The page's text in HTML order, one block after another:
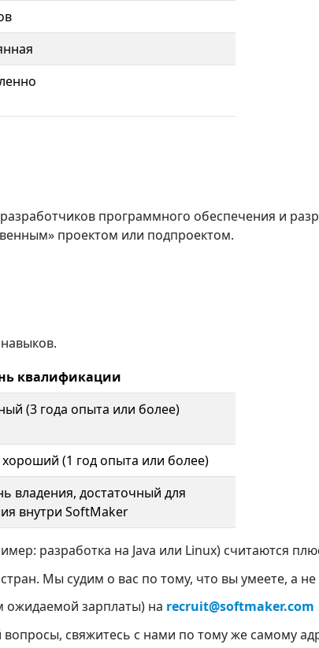
программного обеспечения и
проектом или подпроектом.
квалификации
(3 года опыта или более)
(1 год опыта или более)
владения, достаточный для
внутри SoftMaker
разработка на Java или Linux) считаются
Мы судим о вас по тому, что вы умеете, а
ожидаемой зарплаты) на recruit@softmaker.com
вопросы, свяжитесь с нами по тому же самому